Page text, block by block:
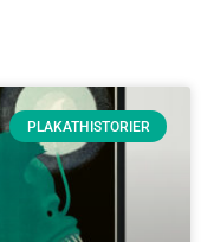
PLAKATHISTORIER